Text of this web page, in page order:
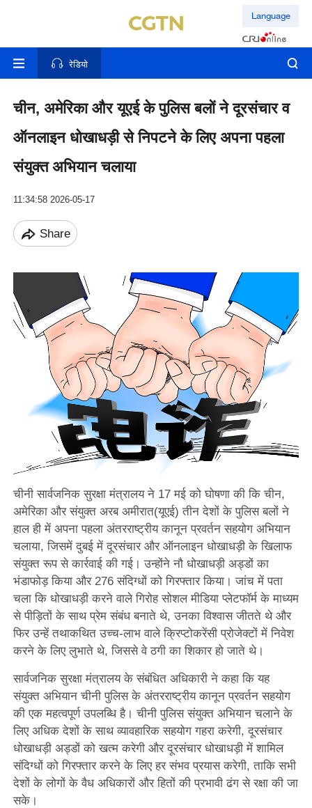
Language
रेडियो
चीन, अमेरिका और यूएई के पुलिस बलों ने दूरसंचार व
ऑनलाइन धोखाधड़ी से निपटने के लिए अपना पहला
संयुक्त अभियान चलाया
11:34:58 2026-05-17
Share
चीनी सार्वजनिक सुरक्षा मंत्रालय ने 17 मई को घोषणा की कि चीन,
अमेरिका और संयुक्त अरब अमीरात(यूएई) तीन देशों के पुलिस बलों ने
हाल ही में अपना पहला अंतरराष्ट्रीय कानून प्रवर्तन सहयोग अभियान
चलाया, जिसमें दुबई में दूरसंचार और ऑनलाइन धोखाधड़ी के खिलाफ
संयुक्त रूप से कार्रवाई की गई। उन्होंने नौ धोखाधड़ी अड्डों का
भंडाफोड़ किया और 276 संदिग्धों को गिरफ्तार किया। जांच में पता
चला कि धोखाधड़ी करने वाले गिरोह सोशल मीडिया प्लेटफॉर्म के माध्यम
से पीड़ितों के साथ प्रेम संबंध बनाते थे, उनका विश्वास जीतते थे और
फिर उन्हें तथाकथित उच्च-लाभ वाले क्रिप्टोकरेंसी प्रोजेक्टों में निवेश
करने के लिए लुभाते थे, जिससे वे ठगी का शिकार हो जाते थे।
सार्वजनिक सुरक्षा मंत्रालय के संबंधित अधिकारी ने कहा कि यह
संयुक्त अभियान चीनी पुलिस के अंतरराष्ट्रीय कानून प्रवर्तन सहयोग
की एक महत्वपूर्ण उपलब्धि है। चीनी पुलिस संयुक्त अभियान चलाने के
लिए अधिक देशों के साथ व्यावहारिक सहयोग गहरा करेगी, दूरसंचार
धोखाधड़ी अड्डों को खत्म करेगी और दूरसंचार धोखाधड़ी में शामिल
संदिग्धों को गिरफ्तार करने के लिए हर संभव प्रयास करेगी, ताकि सभी
देशों के लोगों के वैध अधिकारों और हितों की प्रभावी ढंग से रक्षा की जा
सके।